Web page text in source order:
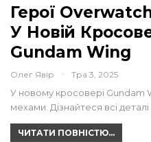
Герої
У Новій
Gundam Wing
Олег Явір Тра 3, 2025
У новому кросовері Gundam
мехами. Дізнайтеся всі
ЧИТАТИ ПОВНІСТЮ...